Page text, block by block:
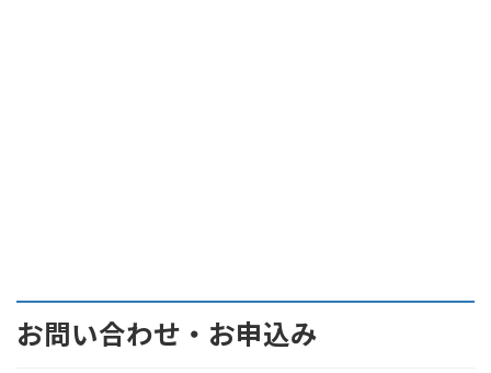
お問い合わせ・お申込み